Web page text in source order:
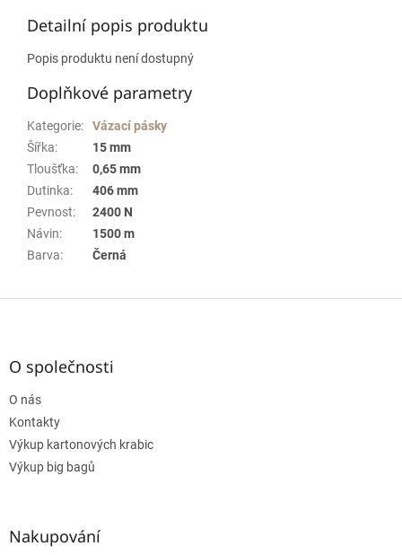
Detailní popis produktu
Popis produktu není dostupný
Doplňkové parametry
Kategorie:
Vázací pásky
Šířka:
15 mm
Tloušťka:
0,65 mm
Dutinka:
406 mm
Pevnost:
2400 N
Návin:
1500 m
Barva: Černá
Z
O společnosti
O nás
Kontakty
Výkup kartonových krabic
Výkup big bagů
Nakupování